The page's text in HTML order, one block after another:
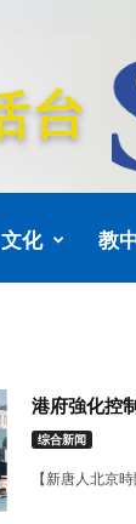
文化 教
港府強化控
综合新闻
【新唐人北京